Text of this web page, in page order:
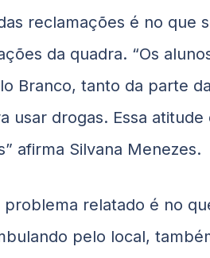
reclamações é no que
da quadra. “Os
Branco, tanto da parte
usar drogas. Essa
afirma Silvana Menezes.
problema relatado é no
pelo local,